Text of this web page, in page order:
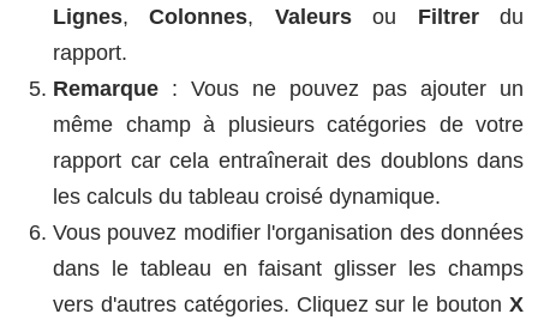
Lignes,Colonnes, Valeursou Filtrerdu
rapport.
Remarque : Vous ne pouvez pas ajouter un
même champ à plusieurs catégories de votre
rapport car cela entraînerait des doublons dans
les calculs du tableau croisé dynamique.
Vous pouvez modifier l'organisation des données
dans le tableau en faisant glisser les champs
vers d'autres catégories. Cliquez sur le bouton X